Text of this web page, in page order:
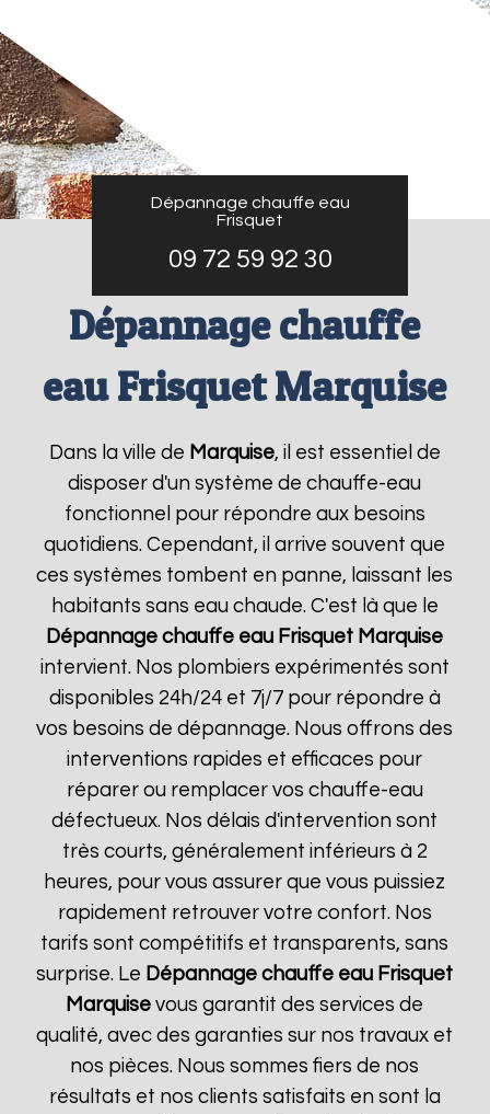
Dépannage chauffe eau
Frisquet
09 72 59 92 30
Dépannage chauffe
eau Frisquet Marquise
Dans la ville de Marquise, il est essentiel de
disposer d'un système de chauffe-eau
fonctionnel pour répondre aux besoins
quotidiens. Cependant, il arrive souvent que
ces systèmes tombent en panne, laissant les
habitants sans eau chaude. C'est là que le
Dépannage chauffe eau Frisquet Marquise
intervient. Nos plombiers expérimentés sont
disponibles 24h/24 et 7j/7 pour répondre à
vos besoins de dépannage. Nous offrons des
interventions rapides et efficaces pour
réparer ou remplacer vos chauffe-eau
défectueux. Nos délais d'intervention sont
très courts, généralement inférieurs à 2
heures, pour vous assurer que vous puissiez
rapidement retrouver votre confort. Nos
tarifs sont compétitifs et transparents, sans
surprise. Le Dépannage chauffe eau Frisquet
Marquise vous garantit des services de
qualité, avec des garanties sur nos travaux et
nos pièces. Nous sommes fiers de nos
résultats et nos clients satisfaits en sont la